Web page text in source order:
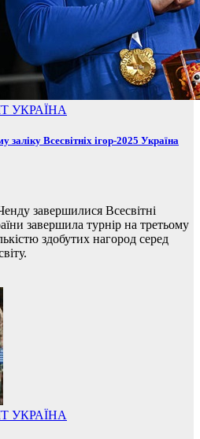
УКРАЇНА
Всесвітніх ігор-2025 Україна
завершилися Всесвітні
завершила турнір на третьому
здобутих нагород серед
УКРАЇНА